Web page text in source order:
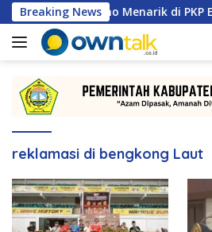
Langsung
ke
konten
Breaking News
Promo Menarik di PKP Expo 2026
reklamasi di bengkong Laut